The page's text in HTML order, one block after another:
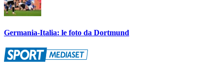
Germania-Italia: le foto da Dortmund